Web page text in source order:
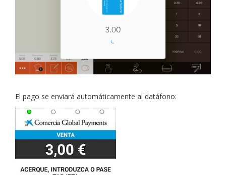
El pago se enviará automáticamente al datáfono: